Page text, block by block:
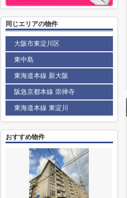
同じエリアの物件
大阪市東淀川区
東中島
東海道本線 新大阪
阪急京都本線 崇禅寺
東海道本線 東淀川
おすすめ物件